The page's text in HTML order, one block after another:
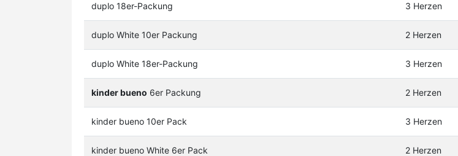
duplo 18er-Packung 3 Herzen
duplo White 10er Packung 2 Herzen
duplo White 18er-Packung 3 Herzen
kinder bueno 6er Packung 2 Herzen
kinder bueno 10er Pack 3 Herzen
kinder bueno White 6er Pack 2 Herzen